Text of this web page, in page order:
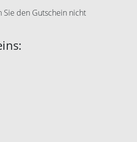
Sie den Gutschein nicht